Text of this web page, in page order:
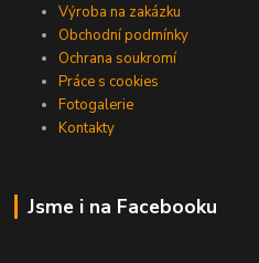
Výroba na zakázku
Obchodní podmínky
Ochrana soukromí
Práce s cookies
Fotogalerie
Kontakty
Jsme i na Facebooku